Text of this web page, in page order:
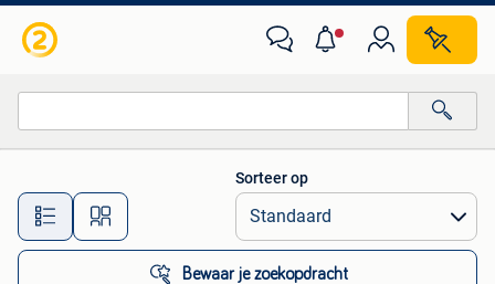
Alle afstanden…
Sorteer op
Bewaar je zoekopdracht